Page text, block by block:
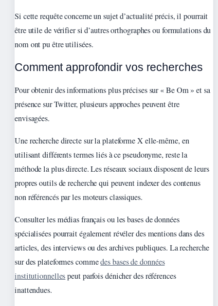
Si cette requête concerne un sujet d’actualité précis, il pourrait
être utile de vérifier si d’autres orthographes ou formulations du
nom ont pu être utilisées.
Comment approfondir vos recherches
Pour obtenir des informations plus précises sur « Be Om » et sa
présence sur Twitter, plusieurs approches peuvent être
envisagées.
Une recherche directe sur la plateforme X elle-même, en
utilisant différents termes liés à ce pseudonyme, reste la
méthode la plus directe. Les réseaux sociaux disposent de leurs
propres outils de recherche qui peuvent indexer des contenus
non référencés par les moteurs classiques.
Consulter les médias français ou les bases de données
spécialisées pourrait également révéler des mentions dans des
articles, des interviews ou des archives publiques. La recherche
sur des plateformes commedes bases de données
institutionnellespeut parfois dénicher des références
inattendues.